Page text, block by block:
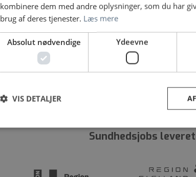
Vi fandt desværre ingen jobopslag, prøv at søge
22
Sundhedsjobs
kombinere dem med andre oplysninger, som du har
brug af deres tjenester. Læs mere
Absolut nødvendige Ydeevne
VIS DETALJER